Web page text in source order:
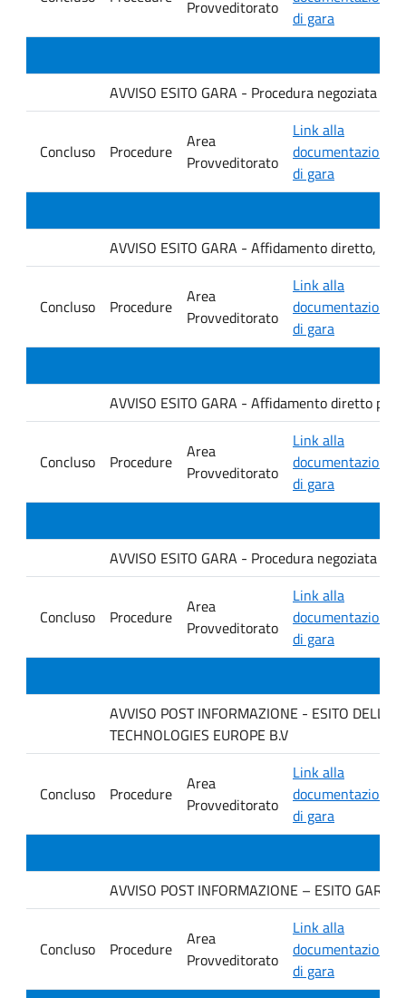
Provveditorato
di gara
AVVISO ESITO GARA - Procedura negoziata
Concluso Procedure
Area
Provveditorato
Link alla
documentazione
di gara
AVVISO ESITO GARA - Affidamento diretto, ai
Concluso Procedure
Area
Provveditorato
Link alla
documentazione
di gara
AVVISO ESITO GARA - Affidamento diretto
Concluso Procedure
Area
Provveditorato
Link alla
documentazione
di gara
AVVISO ESITO GARA - Procedura negoziata
Concluso Procedure
Area
Provveditorato
Link alla
documentazione
di gara
AVVISO POST INFORMAZIONE - ESITO DELLA
TECHNOLOGIES EUROPE B.V
Concluso Procedure
Area
Provveditorato
Link alla
documentazione
di gara
AVVISO POST INFORMAZIONE – ESITO GARA
Concluso Procedure
Area
Provveditorato
Link alla
documentazione
di gara